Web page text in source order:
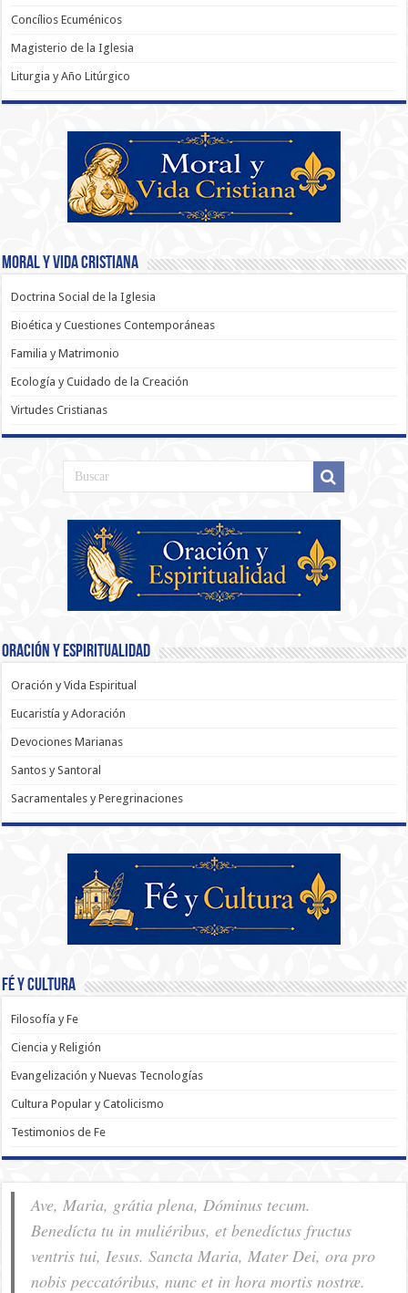
Concílios Ecuménicos
Magisterio de la Iglesia
Liturgia y Año Litúrgico
Moral y Vida Cristiana
Doctrina Social de la Iglesia
Bioética y Cuestiones Contemporáneas
Familia y Matrimonio
Ecología y Cuidado de la Creación
Virtudes Cristianas
Oración y Espiritualidad
Oración y Vida Espiritual
Eucaristía y Adoración
Devociones Marianas
Santos y Santoral
Sacramentales y Peregrinaciones
Fé y Cultura
Filosofía y Fe
Ciencia y Religión
Evangelización y Nuevas Tecnologías
Cultura Popular y Catolicismo
Testimonios de Fe
Ave, Maria, grátia plena, Dóminus tecum.
Benedícta tu in muliéribus, et benedíctus fructus
ventris tui, Iesus. Sancta Maria, Mater Dei, ora pro
nobis pec­ca­tóribus, nunc et in hora mortis nostræ.